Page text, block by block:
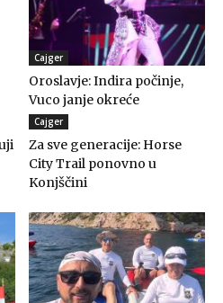
Cajger
Oroslavje: Indira počinje,
Vuco janje okreće
Cajger
Za sve generacije: Horse
City Trail ponovno u
Konjščini